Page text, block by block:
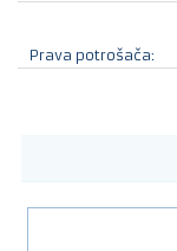
Prava potrošača: